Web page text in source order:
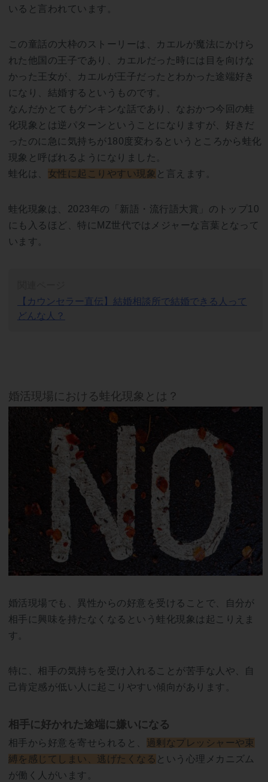
いると言われています。
この童話の大枠のストーリーは、カエルが魔法にかけら
れた他国の王子であり、カエルだった時には目を向けな
かった王女が、カエルが王子だったとわかった途端好き
になり、結婚するというものです。
なんだかとてもゲンキンな話であり、なおかつ今回の蛙
化現象とは逆パターンということになりますが、好きだ
ったのに急に気持ちが180度変わるというところから蛙化
現象と呼ばれるようになりました。
蛙化は、 女性に起こりやすい現象 と言えます。
蛙化現象は、2023年の「新語・流行語大賞」のトップ10
にも入るほど、特にMZ世代ではメジャーな言葉となって
います。
【カウンセラー直伝】結婚相談所で結婚できる人って
どんな人？
婚活現場における蛙化現象とは？
婚活現場でも、異性からの好意を受けることで、自分が
相手に興味を持たなくなるという蛙化現象は起こりえま
す。
特に、相手の気持ちを受け入れることが苦手な人や、自
己肯定感が低い人に起こりやすい傾向があります。
相手に好かれた途端に嫌いになる
相手から好意を寄せられると、
過剰なプレッシャーや束
縛を感じてしまい、逃げたくなる という心理メカニズム
が働く人がいます。